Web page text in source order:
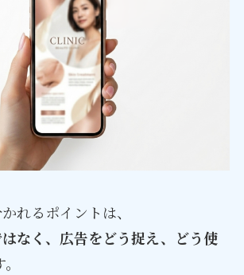
れるポイントは、
なく、広告をどう捉え、どう使